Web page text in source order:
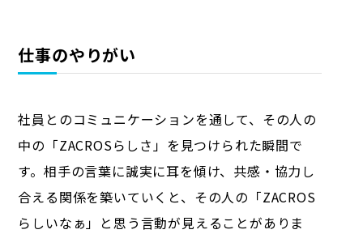
仕事のやりがい
社員とのコミュニケーションを通して、その人の
中の「ZACROSらしさ」を見つけられた瞬間で
す。相手の言葉に誠実に耳を傾け、共感・協力し
合える関係を築いていくと、その人の「ZACROS
らしいなぁ」と思う言動が見えることがありま